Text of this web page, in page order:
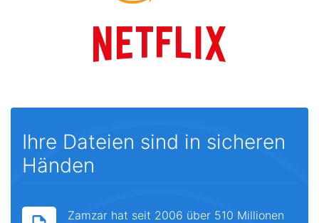
Ihre Dateien sind in sicheren
Händen
Zamzar hat seit 2006 über 510 Millionen